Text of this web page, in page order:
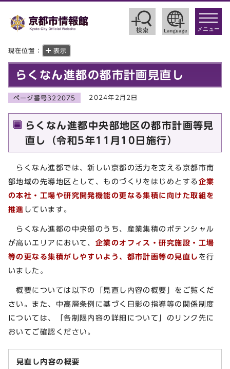
toggle
メニュー
現在位置： 表示
らくなん進都の都市計画見直し
ページ番号322075 2024年2月2日
らくなん進都中央部地区の都市計画等見
直し（令和5年11月10日施行）
らくなん進都では、新しい京都の活力を支える京都市南
部地域の先導地区として、ものづくりをはじめとする 企業
の本社・工場や研究開発機能の更なる集積に向けた取組を
推進 しています。
らくなん進都の中央部のうち、産業集積のポテンシャル
が高いエリアにおいて、 企業のオフィス・研究施設・工場
等の更なる集積がしやすいよう、都市計画等の見直し を行
いました。
概要については以下の「見直し内容の概要」をご覧くだ
さい。また、中高層条例に基づく日影の指導等の関係制度
については、「各制限内容の詳細について」のリンク先に
おいてご確認ください。
見直し内容の概要